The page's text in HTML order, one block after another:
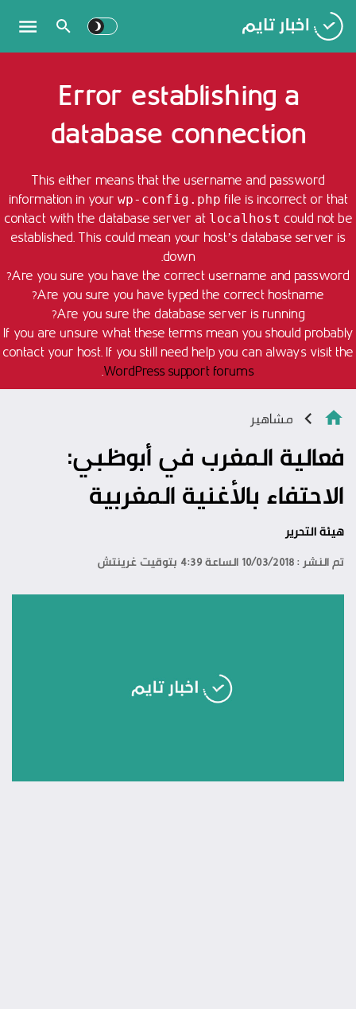
Error establishing a
database connection
This either means that the username and password
information in your wp-config.php file is incorrect or that
contact with the database server at localhost could not be
established. This could mean your host’s database server is
down.
Are you sure you have the correct username and password?
Are you sure you have typed the correct hostname?
Are you sure the database server is running?
If you are unsure what these terms mean you should probably
contact your host. If you still need help you can always visit the
WordPress support forums
.
مشاهير
فعالية المغرب في أبوظبي:
الاحتفاء بالأغنية المغربية
هيئة التحرير
تم النشر : 10/03/2018 الساعة 4:39 بتوقيت غرينتش